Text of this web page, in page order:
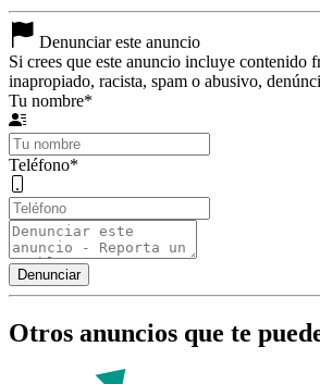
Denunciar este anuncio
Si crees que este anuncio incluye contenido
inapropiado, racista, spam o abusivo,
Tu nombre*
Teléfono*
Otros anuncios que te